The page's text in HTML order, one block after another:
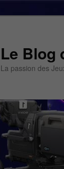
Le Blog
La passion des